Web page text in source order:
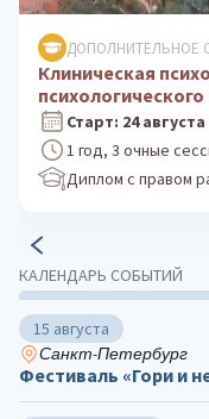
КАЛЕНДАРЬ СОБЫТИЙ
15 августа
Санкт-Петербург
Фестиваль «Гори и
ДОПОЛНИТЕЛЬНОЕ
Психологическое
практика
Старт: 5 октября
1 год, 3 очные
Диплом с правом